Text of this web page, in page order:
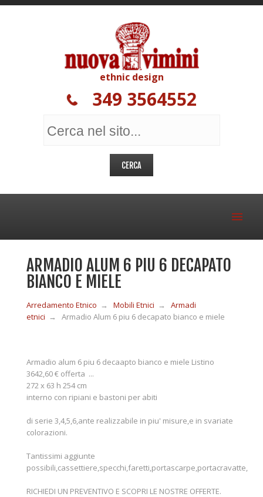
ethnic design
349 3564552
MOBILI IN RATTAN
MOBILI IN GIUNCO
COMPLEMENTI
ARMADIO ALUM 6 PIU 6 DECAPATO
BIANCO E MIELE
Arredamento Etnico → Mobili Etnici →
Armadi
etnici → Armadio Alum 6 piu 6 decapato bianco e miele
Armadio alum 6 piu 6 decaapto bianco e miele Listino
3642,60 € offerta ...
272 x 63 h 254 cm
interno con ripiani e bastoni per abiti
di serie 3,4,5,6,ante realizzabile in piu' misure,e in svariate
colorazioni.
Tantissimi aggiunte
possibili,cassettiere,specchi,faretti,portascarpe,portacravatte,
RICHIEDI UN PREVENTIVO E SCOPRI LE NOSTRE OFFERTE.